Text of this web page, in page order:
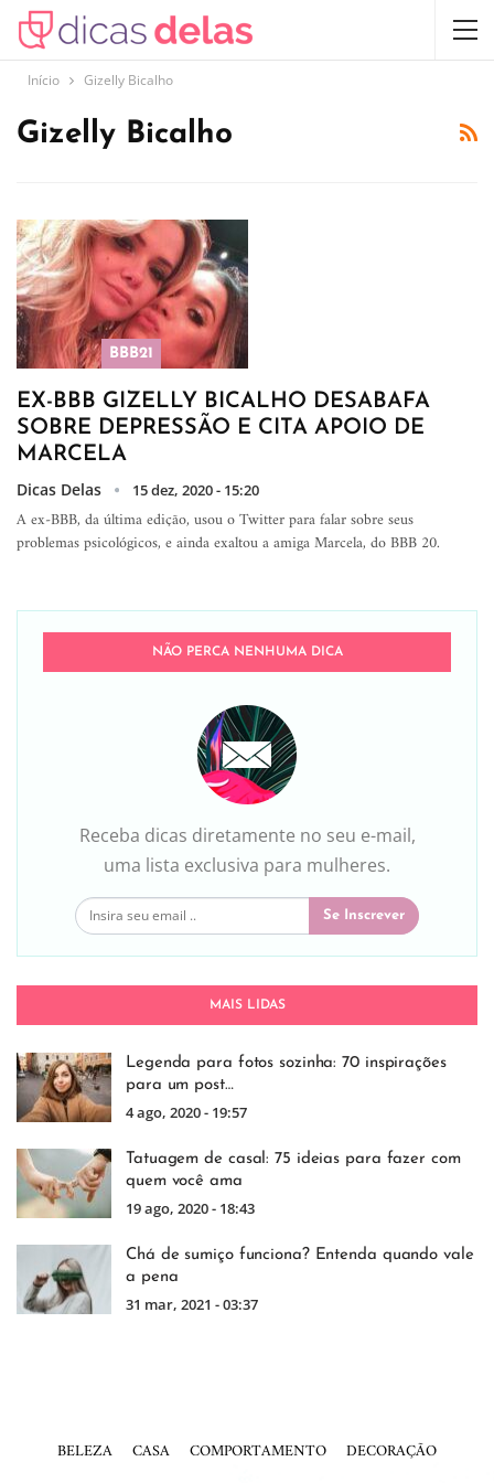
Início Gizelly Bicalho
Gizelly Bicalho
BBB21
EX-BBB GIZELLY BICALHO DESABAFA
SOBRE DEPRESSÃO E CITA APOIO DE
MARCELA
Dicas Delas 15 dez, 2020 - 15:20
A ex-BBB, da última edição, usou o Twitter para falar sobre seus
problemas psicológicos, e ainda exaltou a amiga Marcela, do BBB 20.
NÃO PERCA NENHUMA DICA
Receba dicas diretamente no seu e-mail,
uma lista exclusiva para mulheres.
Se Inscrever
MAIS LIDAS
Legenda para fotos sozinha: 70 inspirações
para um post…
4 ago, 2020 - 19:57
Tatuagem de casal: 75 ideias para fazer com
quem você ama
19 ago, 2020 - 18:43
Chá de sumiço funciona? Entenda quando vale
a pena
31 mar, 2021 - 03:37
BELEZA CASA COMPORTAMENTO DECORAÇÃO